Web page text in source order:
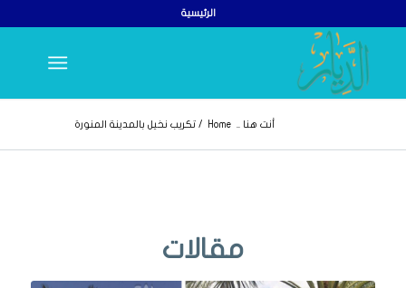
الرئيسية
أنت هنا .. Home
/ تكريب نخيل بالمدينة المنورة
مقالات